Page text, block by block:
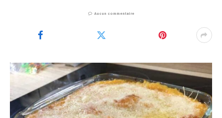
Aucun commentaire